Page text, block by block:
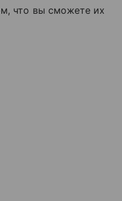
что вы сможете их